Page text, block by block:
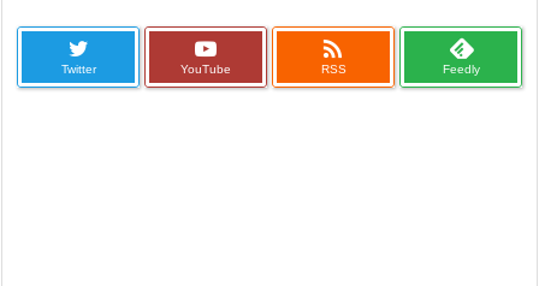
Twitter YouTube

RSS Feedly